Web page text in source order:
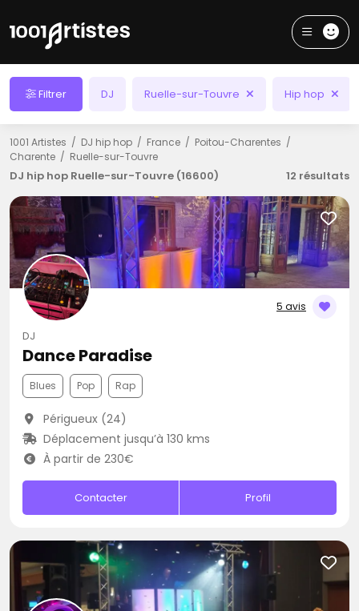
Filtrer DJ Ruelle-sur-Touvre Hip hop
1001 Artistes DJ hip hop France
Poitou-Charentes
Charente
Ruelle-sur-Touvre
DJ hip hop Ruelle-sur-Touvre (16600) 12 résultats
5 avis
DJ
Dance Paradise
Blues Pop Rap
Périgueux (24)
Déplacement jusqu’à 130 kms
À partir de 230€
Contacter Profil